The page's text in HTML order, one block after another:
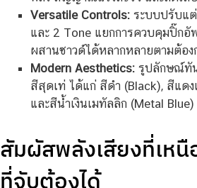
Versatile Controls:ระบบปรับแต่
และ 2 Tone แยกการควบคุมปิ๊กอั
ผสานซาวด์ได้หลากหลายตามต้อง
Modern Aesthetics:รูปลักษณ์ทัน
สีสุดเท่ ได้แก่ สีดำ (Black), สีแด
และสีน้ำเงินเมทัลลิก (Metal Blue)
สัมผัสพลังเสียงที่เหนื
ที่จับต้องได้